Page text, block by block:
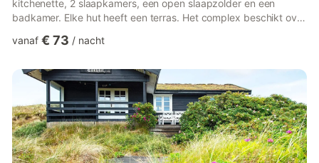
kitchenette, 2 slaapkamers, een open slaapzolder en een
badkamer. Elke hut heeft een terras. Het complex beschikt over
zwembad dat op afspraak gebruikt kan worden. Spjald is een
prachtige natuur. Een uitstapje naar Ringkøbing is aan te
bevelen. Zie ook: C80634+635+636+658+660.
vanaf € 73 / nacht